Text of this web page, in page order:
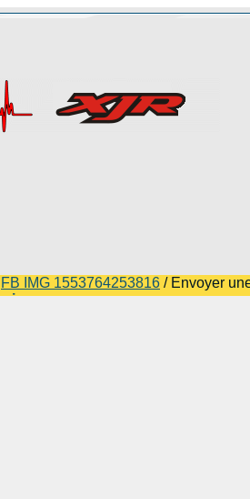
FB IMG 1553764253816 / Envoyer
images